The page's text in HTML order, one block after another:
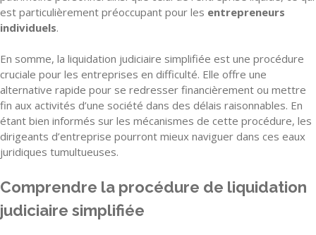
est particulièrement préoccupant pour les entrepreneurs
individuels.
En somme, la liquidation judiciaire simplifiée est une procédure
cruciale pour les entreprises en difficulté. Elle offre une
alternative rapide pour se redresser financièrement ou mettre
fin aux activités d’une société dans des délais raisonnables. En
étant bien informés sur les mécanismes de cette procédure, les
dirigeants d’entreprise pourront mieux naviguer dans ces eaux
juridiques tumultueuses.
Comprendre la procédure de liquidation
judiciaire simplifiée